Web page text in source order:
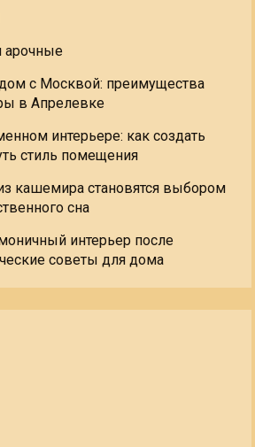
арочные
с Москвой: преимущества
в Апрелевке
интерьере: как создать
стиль помещения
кашемира становятся выбором
сна
интерьер после
советы для дома